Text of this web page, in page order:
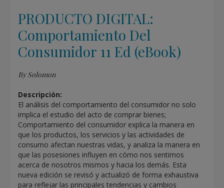
PRODUCTO DIGITAL:
Comportamiento Del
Consumidor 11 Ed (eBook)
By Solomon
Descripción:
El análisis del comportamiento del consumidor no solo
implica el estudio del acto de comprar bienes;
Comportamiento del consumidor explica la manera en
que los productos, los servicios y las actividades de
consumo afectan nuestras vidas, y analiza la manera en
que las posesiones influyen en cómo nos sentimos
acerca de nosotros mismos y hacia los demás. Esta
nueva edición se revisó y actualizó de forma exhaustiva
para reflejar las principales tendencias y cambios